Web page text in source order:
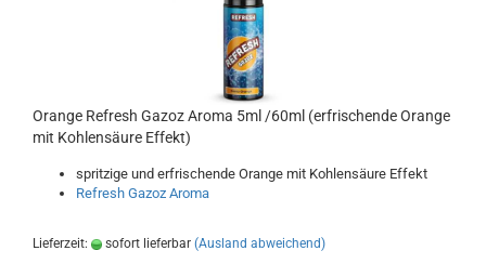
Orange Refresh Gazoz Aroma 5ml /60ml (erfrischende Orange
mit Kohlensäure Effekt)
spritzige und erfrischende Orange mit Kohlensäure Effekt
Refresh Gazoz Aroma
Lieferzeit: sofort lieferbar (Ausland abweichend)